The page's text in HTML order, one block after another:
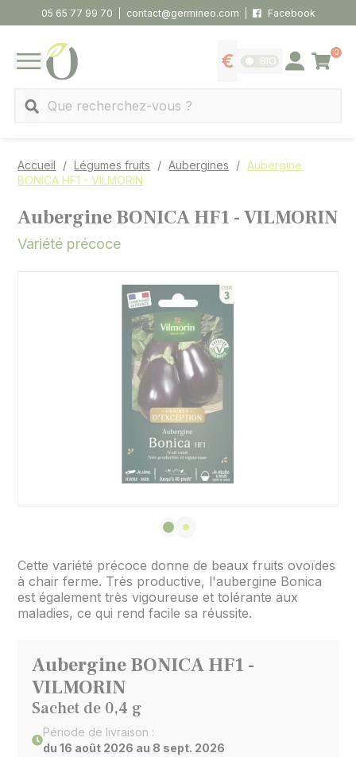
05 65 77 99 70 contact@germineo.com Facebook
MENU
Afficher les tarifs
BIO Se connecter
0
Panier
Accueil Légumes fruits Aubergines
Aubergine
BONICA HF1 - VILMORIN
Aubergine BONICA HF1 - VILMORIN
Variété précoce
Cette variété précoce donne de beaux fruits ovoïdes
à chair ferme. Très productive, l'aubergine Bonica
est également très vigoureuse et tolérante aux
maladies, ce qui rend facile sa réussite.
Aubergine BONICA HF1 -
VILMORIN
Sachet de 0,4 g
Période de livraison :
du 16 août 2026 au 8 sept. 2026
Panneau de gestion des cookies